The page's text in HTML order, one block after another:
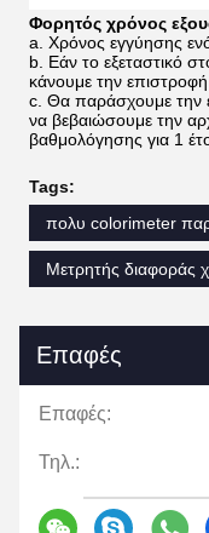
Φορητός χρόνος
a. Χρόνος εγγύησης
b. Εάν το εξεταστικό
κάνουμε την
c. Θα παράσχουμε την
να βεβαιώσουμε την
βαθμολόγησης για 1
Tags:
πολυ colorimeter
Μετρητής διαφοράς
Επαφές
Επαφές:
Τηλ.: